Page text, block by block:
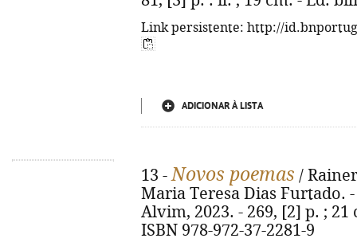
Link persistente: http://
ADICIONAR À LISTA
13 -Novos poemas /
Maria Teresa Dias Furtado.
Alvim, 2023. - 269, [2] p. ;
ISBN 978-972-37-2281-9